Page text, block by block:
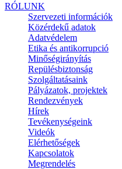
RÓLUNK
Szervezeti információk
Közérdekű adatok
Adatvédelem
Etika és antikorrupció
Minőségirányítás
Repülésbiztonság
Szolgáltatásaink
Pályázatok, projektek
Rendezvények
Hírek
Tevékenységeink
Videók
Elérhetőségek
Kapcsolatok
Megrendelés